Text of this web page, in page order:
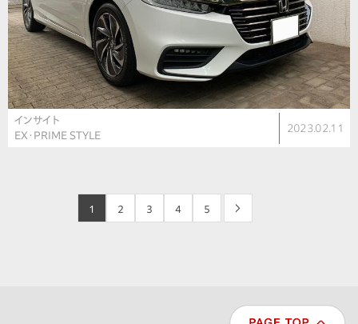
インサイト
EX・PRIME STYLE
2023.02.11
1 2 3 4 5 >